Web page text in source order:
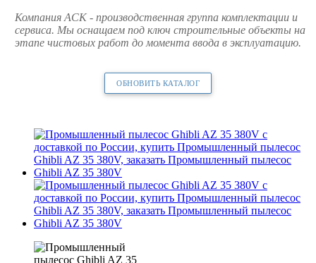
Компания АСК - производственная группа комплектации и
сервиса. Мы оснащаем под ключ строительные объекты на
этапе чистовых работ до момента ввода в эксплуатацию.
ОБНОВИТЬ КАТАЛОГ